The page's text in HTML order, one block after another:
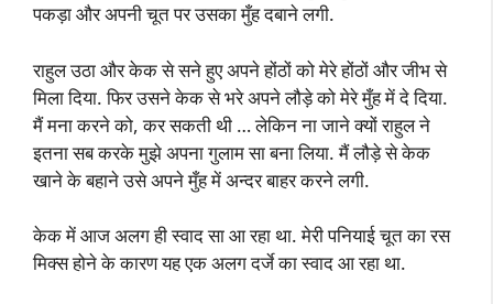
पकड़ा और अपनी चूत पर उसका मुँह दबाने लगी.
राहुल उठा और केक से सने हुए अपने होंठों को मेरे होंठों और जीभ से
मिला दिया. फिर उसने केक से भरे अपने लौड़े को मेरे मुँह में दे दिया.
मैं मना करने को, कर सकती थी … लेकिन ना जाने क्यों राहुल ने
इतना सब करके मुझे अपना गुलाम सा बना लिया. मैं लौड़े से केक
खाने के बहाने उसे अपने मुँह में अन्दर बाहर करने लगी.
केक में आज अलग ही स्वाद सा आ रहा था. मेरी पनियाई चूत का रस
मिक्स होने के कारण यह एक अलग दर्जे का स्वाद आ रहा था.